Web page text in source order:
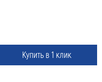
Купить в 1 клик